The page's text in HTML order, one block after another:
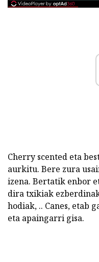
Cherry scented eta
aurkitu. Bere zura
izena. Bertatik enbor
dira txikiak
hodiak, .. Canes, etab
eta apaingarri gisa.